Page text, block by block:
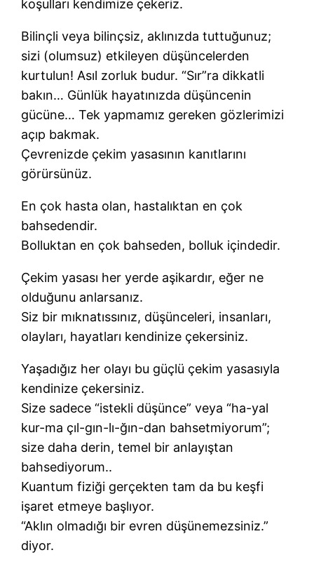
koşulları kendimize çekeriz.
Bilinçli veya bilinçsiz, aklınızda tuttuğunuz;
sizi (olumsuz) etkileyen düşüncelerden
kurtulun! Asıl zorluk budur. “Sır”ra dikkatli
bakın… Günlük hayatınızda düşüncenin
gücüne… Tek yapmamız gereken gözlerimizi
açıp bakmak.
Çevrenizde çekim yasasının kanıtlarını
görürsünüz.
En çok hasta olan, hastalıktan en çok
bahsedendir.
Bolluktan en çok bahseden, bolluk içindedir.
Çekim yasası her yerde aşikardır, eğer ne
olduğunu anlarsanız.
Siz bir mıknatıssınız, düşünceleri, insanları,
olayları, hayatları kendinize çekersiniz.
Yaşadığız her olayı bu güçlü çekim yasasıyla
kendinize çekersiniz.
Size sadece “istekli düşünce” veya “ha-yal
kur-ma çıl-gın-lı-ğın-dan bahsetmiyorum”;
size daha derin, temel bir anlayıştan
bahsediyorum..
Kuantum fiziği gerçekten tam da bu keşfi
işaret etmeye başlıyor.
“Aklın olmadığı bir evren düşünemezsiniz.”
diyor.